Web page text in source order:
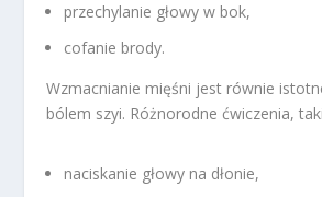
przechylanie głowy w bok,
cofanie brody.
Wzmacnianie mięśni jest równie
bólem szyi. Różnorodne ćwiczenia,
naciskanie głowy na dłonie,